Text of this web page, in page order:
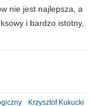
nie jest najlepsza, a
i bardzo istotny,
Krzysztof Kukucki